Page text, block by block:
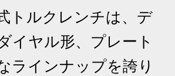
トルクレンチは、デ
イヤル形、プレート
ラインナップを誇り